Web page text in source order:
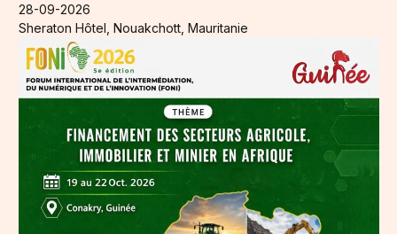
28-09-2026
Sheraton Hôtel, Nouakchott, Mauritanie